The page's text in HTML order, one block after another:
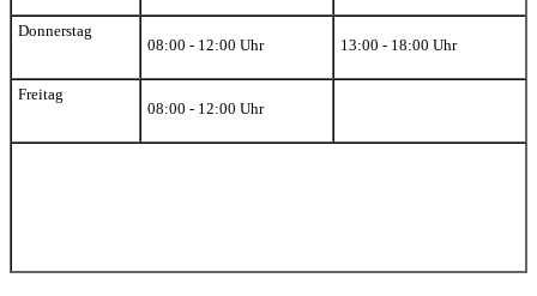
Donnerstag
08:00 - 12:00 Uhr
13:00 - 18:00 Uhr
Freitag
08:00 - 12:00 Uhr